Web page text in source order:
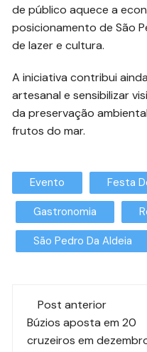
de público aquece a
posicionamento de São
de lazer e cultura.
A iniciativa contribui
artesanal e sensibilizar
da preservação
frutos do mar.
Evento Festa
Gastronomia
São Pedro Da Aldeia
Post anterior
Búzios aposta em 20
cruzeiros em